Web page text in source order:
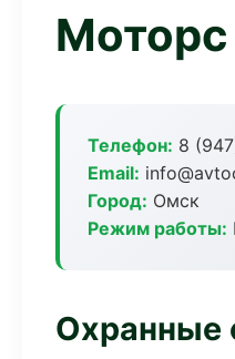
Моторс
Телефон: 8
Email:
Город: Омск
Режим работы:
Охранные